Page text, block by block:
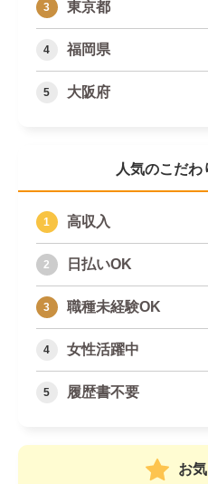
東京都
福岡県
大阪府
人気のこだ
高収入
日払いOK
職種未経験OK
女性活躍中
履歴書不要
お